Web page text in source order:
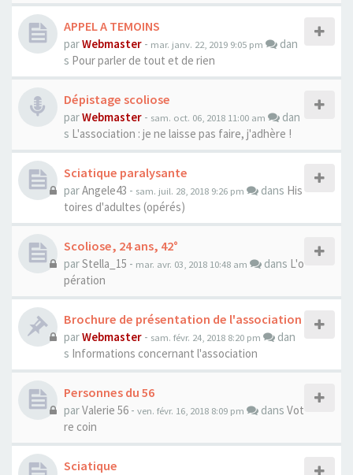
APPEL A TEMOINS
parWebmaster - mar. janv. 22, 2019 9:05 pm
dan
s Pour parler de tout et de rien
Dépistage scoliose
parWebmaster - sam. oct. 06, 2018 11:00 am
dan
s L'association : je ne laisse pas faire, j'adhère !
Sciatique paralysante
parAngele43 - sam. juil. 28, 2018 9:26 pm dans His
toires d'adultes (opérés)
Scoliose, 24 ans, 42°
parStella_15 - mar. avr. 03, 2018 10:48 am dans L'o
pération
Brochure de présentation de l'association
parWebmaster - sam. févr. 24, 2018 8:20 pm
dan
s Informations concernant l'association
Personnes du 56
parValerie 56 - ven. févr. 16, 2018 8:09 pm dans Vot
re coin
Sciatique